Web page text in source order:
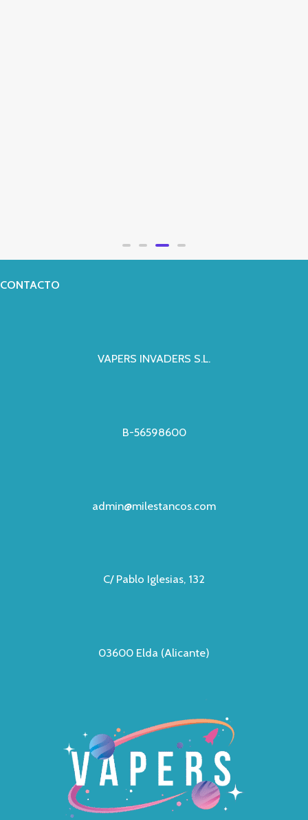
0
5
CONTACTO
VAPERS INVADERS S.L.
B-56598600
admin@milestancos.com
C/ Pablo Iglesias, 132
03600 Elda (Alicante)